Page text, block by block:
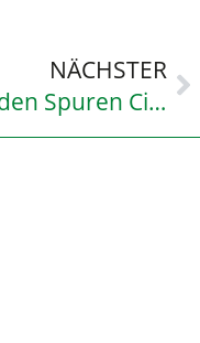
NÄCHSTER
Auf den Spuren Ciceros